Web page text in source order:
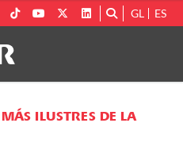
GL ES
ILUSTRES DE LA